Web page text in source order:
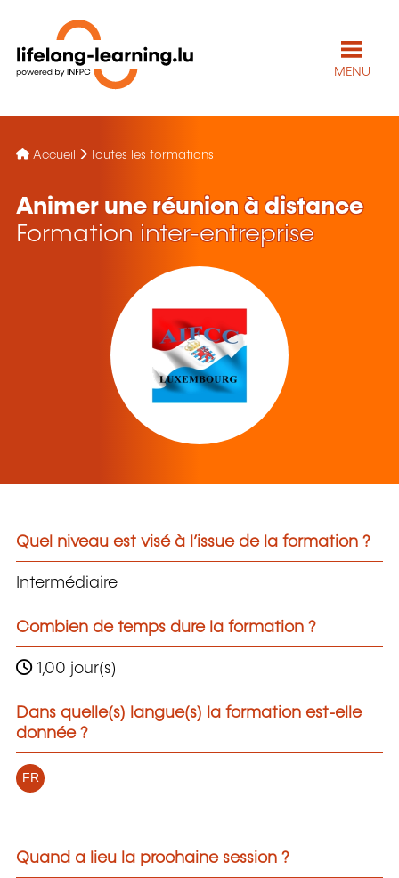
MENU
Accueil Toutes les formations
Animer une réunion à distance
Formation inter-entreprise
Quel niveau est visé à l’issue de la formation ?
Intermédiaire
Combien de temps dure la formation ?
1,00 jour(s)
Dans quelle(s) langue(s) la formation est-elle
donnée ?
FR
Quand a lieu la prochaine session ?